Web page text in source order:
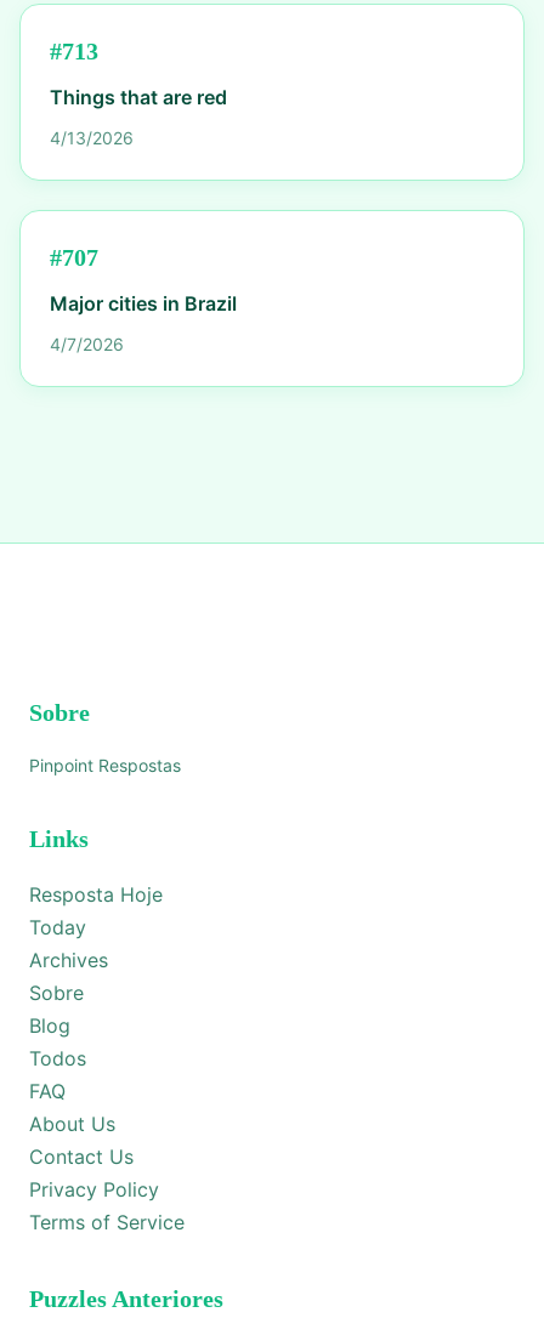
#713
Things that are red
4/13/2026
#707
Major cities in Brazil
4/7/2026
Sobre
Pinpoint Respostas
Links
Resposta Hoje
Today
Archives
Sobre
Blog
Todos
FAQ
About Us
Contact Us
Privacy Policy
Terms of Service
Puzzles Anteriores